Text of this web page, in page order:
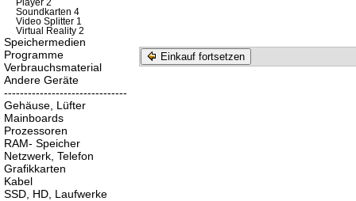
Einkauf fortsetzen
Player 2
Soundkarten 4
Video Splitter 1
Virtual Reality 2
Speichermedien
Programme
Verbrauchsmaterial
Andere Geräte
-------------------------------
Gehäuse, Lüfter
Mainboards
Prozessoren
RAM- Speicher
Netzwerk, Telefon
Grafikkarten
Kabel
SSD, HD, Laufwerke